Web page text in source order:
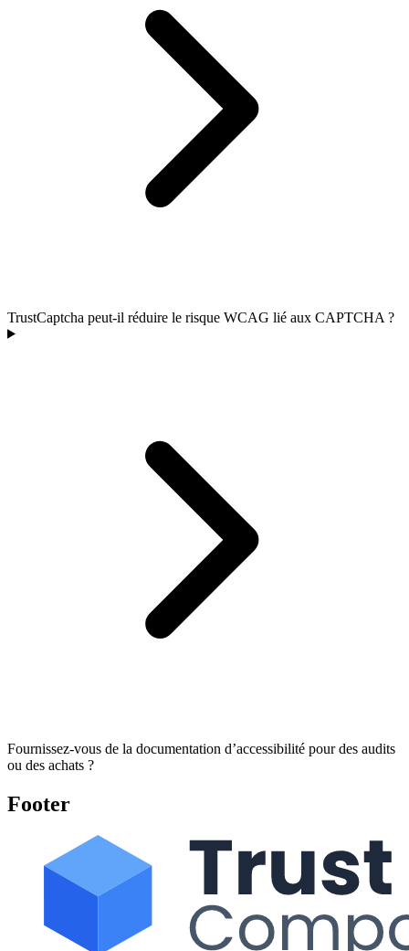
TrustCaptcha peut-il réduire le risque WCAG lié aux CAPTCHA ?
Fournissez-vous de la documentation d’accessibilité pour des audits
ou des achats ?
Footer